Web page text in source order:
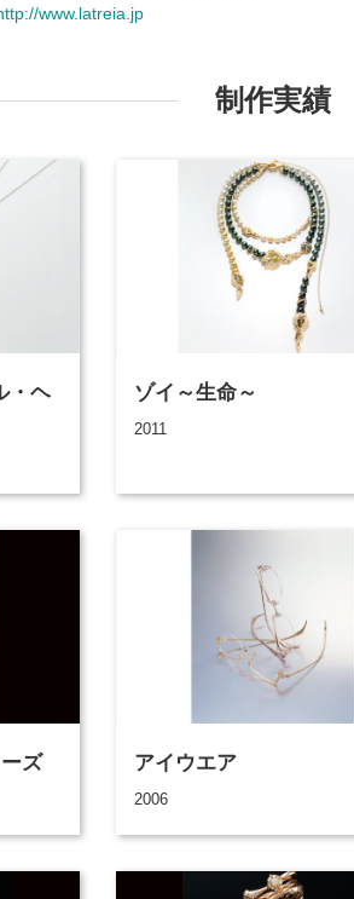
www.latreia.jp
制作実績
・ヘ
ゾイ～生命～
2011
ズ アイウエア
2006